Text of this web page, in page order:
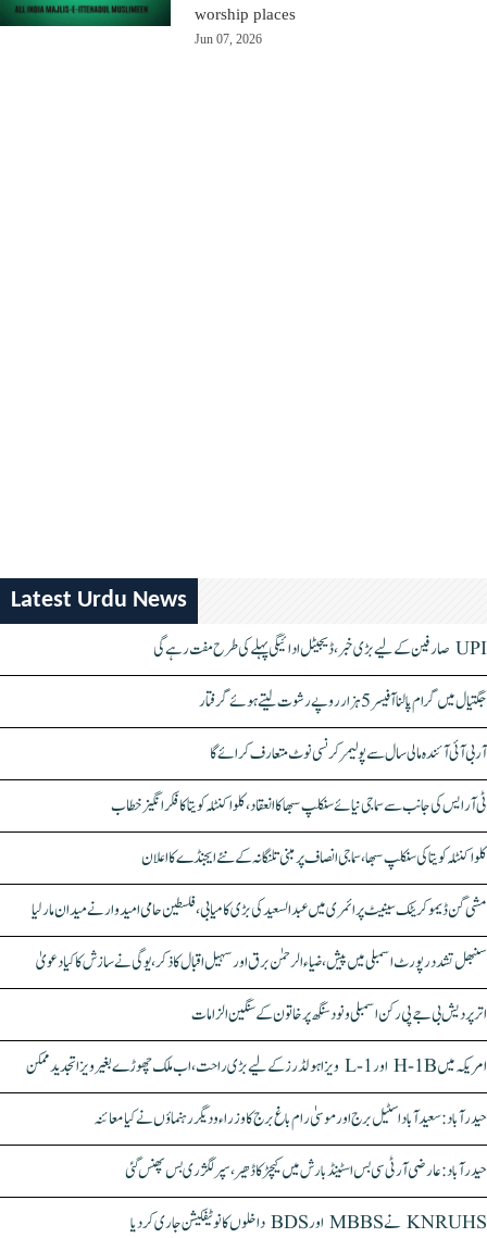
worship places
Jun 07, 2026
Latest Urdu News
UPI صارفین کے لیے بڑی خبر، ڈیجیٹل ادائیگی پہلے کی طرح مفت رہے گی
جگتیال میں گرام پالنا آفیسر 5 ہزار روپے رشوت لیتے ہوئے گرفتار
آر بی آئی آئندہ مالی سال سے پولیمر کرنسی نوٹ متعارف کرائے گا
ٹی آر ایس کی جانب سے سماجی نیائے سنکلپ سبھا کا انعقاد، کلواکنٹلہ کویتا کا فکر انگیز خطاب
کلواکنٹلہ کویتا کی سنکلپ سبھا، سماجی انصاف پر مبنی تلنگانہ کے نئے ایجنڈے کا اعلان
مشی گن ڈیموکریٹک سینیٹ پرائمری میں عبدالسعید کی بڑی کامیابی، فلسطین حامی امیدوار نے میدان مار لیا
سنبھل تشدد رپورٹ اسمبلی میں پیش، ضیاء الرحمٰن برق اور سہیل اقبال کا ذکر، یوگی نے سازش کا کیا دعویٰ
اتر پردیش بی جے پی رکن اسمبلی ونود سنگھ پر خاتون کے سنگین الزامات
امریکہ میں H-1B اور L-1 ویزا ہولڈرز کے لیے بڑی راحت، اب ملک چھوڑے بغیر ویزا تجدید ممکن
حیدرآباد: سعیدآباد اسٹیل برج اور موسیٰ رام باغ برج کا وزراء و دیگر رہنماؤں نے کیا معائنہ
حیدرآباد: عارضی آر ٹی سی بس اسٹینڈ بارش میں کیچڑ کا ڈھیر، سپر لگژری بس پھنس گئی
KNRUHS نے MBBS اور BDS داخلوں کا نوٹیفکیشن جاری کر دیا